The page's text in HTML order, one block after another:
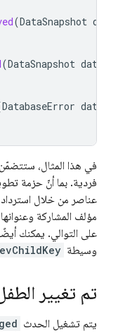
(DataSnapshot
(DataSnapshot
DatabaseError
في هذا المثال،
عناصر من خلال
مؤلف المشاركة
على التوالي. يمكنك
وسيطة
تم تغيير
يتم تشغيل الحدث